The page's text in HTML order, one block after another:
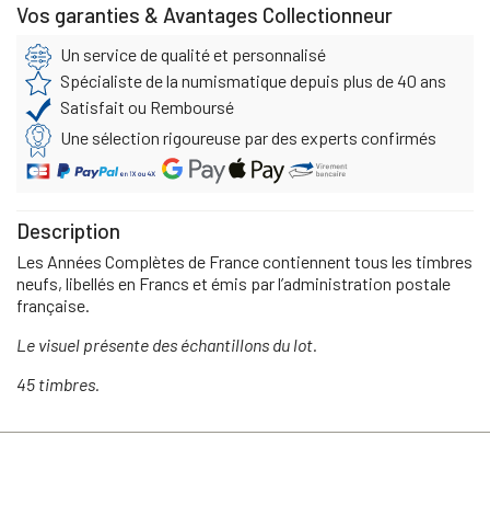
Vos garanties & Avantages Collectionneur
Un service de qualité et personnalisé
Spécialiste de la numismatique depuis plus de 40 ans
Satisfait ou Remboursé
Une sélection rigoureuse par des experts confirmés
Description
Les Années Complètes de France contiennent tous les timbres
neufs, libellés en Francs et émis par l’administration postale
française.
Le visuel présente des échantillons du lot.
45 timbres.